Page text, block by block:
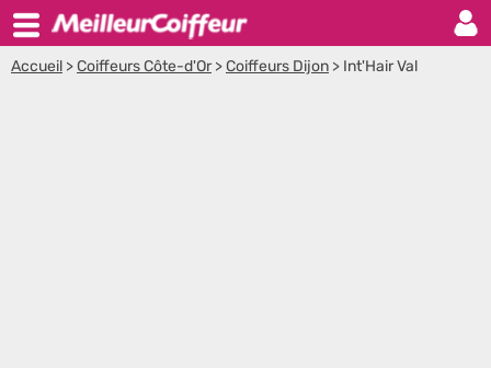
Accueil >Coiffeurs Côte-d'Or >Coiffeurs Dijon > Int'Hair Val